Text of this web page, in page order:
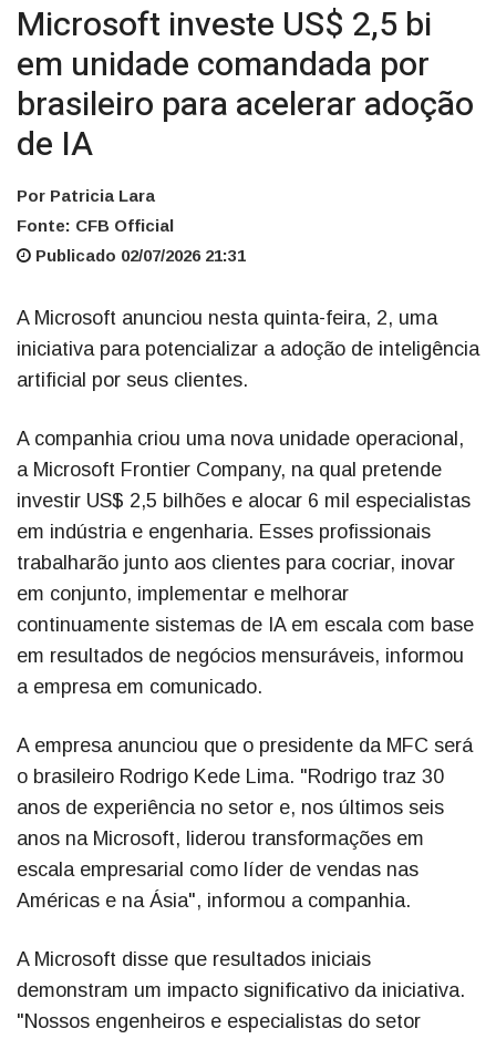
Microsoft investe US$ 2,5 bi
em unidade comandada por
brasileiro para acelerar adoção
de IA
Por Patricia Lara
Fonte: CFB Official
Publicado 02/07/2026 21:31
A Microsoft anunciou nesta quinta-feira, 2, uma
iniciativa para potencializar a adoção de inteligência
artificial por seus clientes.
A companhia criou uma nova unidade operacional,
a Microsoft Frontier Company, na qual pretende
investir US$ 2,5 bilhões e alocar 6 mil especialistas
em indústria e engenharia. Esses profissionais
trabalharão junto aos clientes para cocriar, inovar
em conjunto, implementar e melhorar
continuamente sistemas de IA em escala com base
em resultados de negócios mensuráveis, informou
a empresa em comunicado.
A empresa anunciou que o presidente da MFC será
o brasileiro Rodrigo Kede Lima. "Rodrigo traz 30
anos de experiência no setor e, nos últimos seis
anos na Microsoft, liderou transformações em
escala empresarial como líder de vendas nas
Américas e na Ásia", informou a companhia.
A Microsoft disse que resultados iniciais
demonstram um impacto significativo da iniciativa.
"Nossos engenheiros e especialistas do setor